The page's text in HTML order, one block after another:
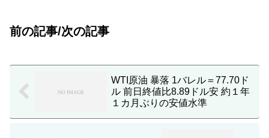
前の記事/次の記事
WTI原油 暴落 1バレル＝77.70ド
ル 前日終値比8.89ドル安 約１年
１カ月ぶりの安値水準